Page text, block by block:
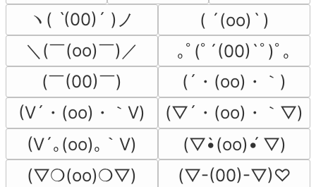
ヽ( ˋ(00)´ )ノ
( ´(oo)ˋ )
＼(￣(oo)￣)／
｡ﾟ(ﾟ´(00)`ﾟ)ﾟ｡
(￣(00)￣)
(´・(oo)・｀)
(V´・(oo)・｀V)
(▽´・(oo)・｀▽)
(V´｡(oo)｡｀V)
(▽•̀(oo)•́ ▽)
(▽❍(oo)❍▽)
(▽-(00)-▽)♡